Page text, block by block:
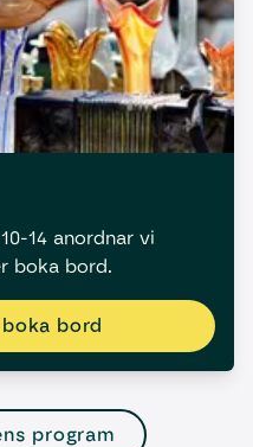
14 anordnar vi
boka bord.
bord
program